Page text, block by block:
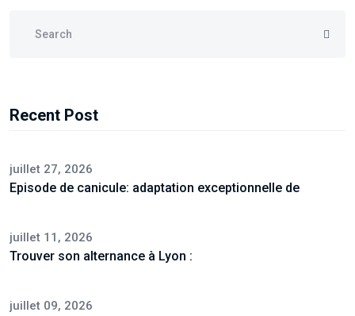
Recent Post
juillet 27, 2026
Episode de canicule: adaptation exceptionnelle de
juillet 11, 2026
Trouver son alternance à Lyon :
juillet 09, 2026